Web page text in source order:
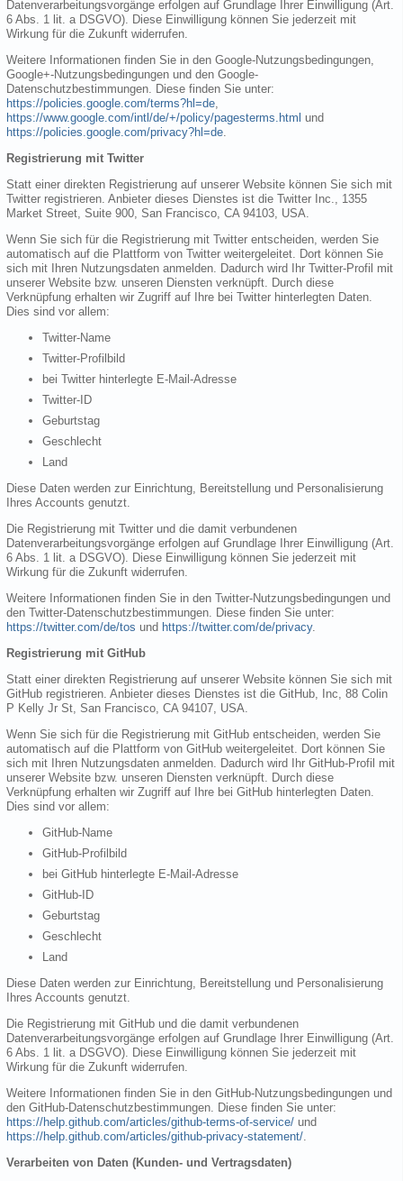
Datenverarbeitungsvorgänge erfolgen auf Grundlage Ihrer Einwilligung (Art.
6 Abs. 1 lit. a DSGVO). Diese Einwilligung können Sie jederzeit mit
Wirkung für die Zukunft widerrufen.
Weitere Informationen finden Sie in den Google-Nutzungsbedingungen,
Google+-Nutzungsbedingungen und den Google-
Datenschutzbestimmungen. Diese finden Sie unter:
https://policies.google.com/terms?hl=de,
https://www.google.com/intl/de/+/policy/pagesterms.html und
https://policies.google.com/privacy?hl=de.
Registrierung mit Twitter
Statt einer direkten Registrierung auf unserer Website können Sie sich mit
Twitter registrieren. Anbieter dieses Dienstes ist die Twitter Inc., 1355
Market Street, Suite 900, San Francisco, CA 94103, USA.
Wenn Sie sich für die Registrierung mit Twitter entscheiden, werden Sie
automatisch auf die Plattform von Twitter weitergeleitet. Dort können Sie
sich mit Ihren Nutzungsdaten anmelden. Dadurch wird Ihr Twitter-Profil mit
unserer Website bzw. unseren Diensten verknüpft. Durch diese
Verknüpfung erhalten wir Zugriff auf Ihre bei Twitter hinterlegten Daten.
Dies sind vor allem:
Twitter-Name
Twitter-Profilbild
bei Twitter hinterlegte E-Mail-Adresse
Twitter-ID
Geburtstag
Geschlecht
Land
Diese Daten werden zur Einrichtung, Bereitstellung und Personalisierung
Ihres Accounts genutzt.
Die Registrierung mit Twitter und die damit verbundenen
Datenverarbeitungsvorgänge erfolgen auf Grundlage Ihrer Einwilligung (Art.
6 Abs. 1 lit. a DSGVO). Diese Einwilligung können Sie jederzeit mit
Wirkung für die Zukunft widerrufen.
Weitere Informationen finden Sie in den Twitter-Nutzungsbedingungen und
den Twitter-Datenschutzbestimmungen. Diese finden Sie unter:
https://twitter.com/de/tos und https://twitter.com/de/privacy.
Registrierung mit GitHub
Statt einer direkten Registrierung auf unserer Website können Sie sich mit
GitHub registrieren. Anbieter dieses Dienstes ist die GitHub, Inc, 88 Colin
P Kelly Jr St, San Francisco, CA 94107, USA.
Wenn Sie sich für die Registrierung mit GitHub entscheiden, werden Sie
automatisch auf die Plattform von GitHub weitergeleitet. Dort können Sie
sich mit Ihren Nutzungsdaten anmelden. Dadurch wird Ihr GitHub-Profil mit
unserer Website bzw. unseren Diensten verknüpft. Durch diese
Verknüpfung erhalten wir Zugriff auf Ihre bei GitHub hinterlegten Daten.
Dies sind vor allem:
GitHub-Name
GitHub-Profilbild
bei GitHub hinterlegte E-Mail-Adresse
GitHub-ID
Geburtstag
Geschlecht
Land
Diese Daten werden zur Einrichtung, Bereitstellung und Personalisierung
Ihres Accounts genutzt.
Die Registrierung mit GitHub und die damit verbundenen
Datenverarbeitungsvorgänge erfolgen auf Grundlage Ihrer Einwilligung (Art.
6 Abs. 1 lit. a DSGVO). Diese Einwilligung können Sie jederzeit mit
Wirkung für die Zukunft widerrufen.
Weitere Informationen finden Sie in den GitHub-Nutzungsbedingungen und
den GitHub-Datenschutzbestimmungen. Diese finden Sie unter:
https://help.github.com/articles/github-terms-of-service/ und
https://help.github.com/articles/github-privacy-statement/.
Verarbeiten von Daten (Kunden- und Vertragsdaten)